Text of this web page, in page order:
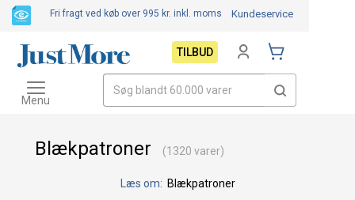
Blækpatroner (1320 varer)
Læs om: Blækpatroner
Fri fragt ved køb over 995 kr. inkl. moms Kundeservice
TILBUD
Toggle
navigation
Menu